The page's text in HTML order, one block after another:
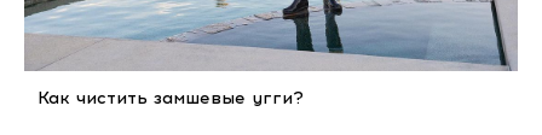
Как чистить замшевые угги?